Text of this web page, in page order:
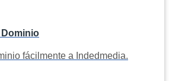
fácilmente a Indedmedia.